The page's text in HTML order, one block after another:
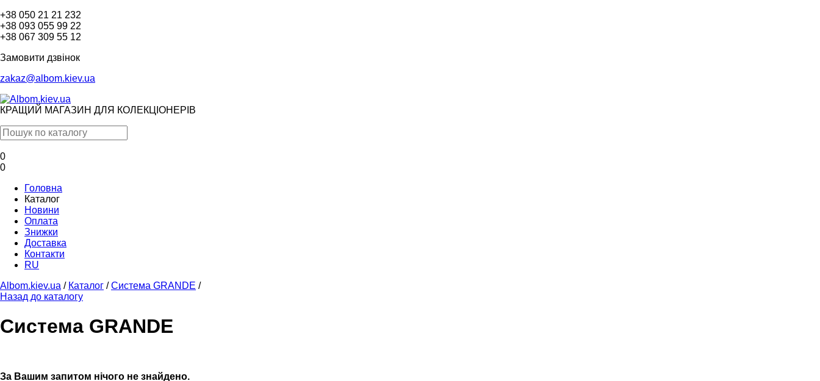
+38 050 21 21 232
+38 093 055 99 22
+38 067 309 55 12
Замовити дзвінок
zakaz@albom.kiev.ua
КРАЩИЙ МАГАЗИН ДЛЯ КОЛЕКЦІОНЕРІВ
0
0
Головна
Каталог
Новини
Оплата
Знижки
Доставка
Контакти
RU
Albom.kiev.ua / Каталог /Система GRANDE /
Назад до каталогу
Система GRANDE
За Вашим запитом нічого не знайдено.